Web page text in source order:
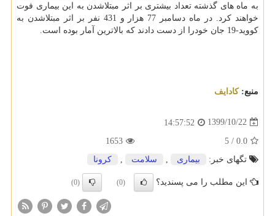
به ماه های گذشته تعداد بیشتری بر اثر مبتلاشدن به این بیماری فوت
خواهند کرد. در ماه دسامبر 77 هزار و 431 نفر بر اثر مبتلاشدن به
کووید-19 جان خودرا از دست دادند که بالاترین آمار بوده است.
منبع:كادایف
1399/10/22
14:57:52
0.0
/
5
1653
تگهای خبر:
بیماری سلامت كرونا
این مطلب را می پسندید؟ (0)
(0)